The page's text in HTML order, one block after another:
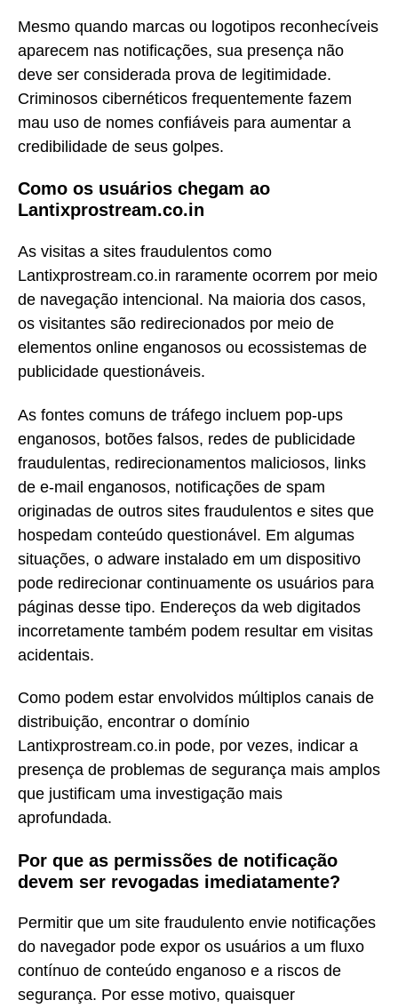
Mesmo quando marcas ou logotipos reconhecíveis
aparecem nas notificações, sua presença não
deve ser considerada prova de legitimidade.
Criminosos cibernéticos frequentemente fazem
mau uso de nomes confiáveis para aumentar a
credibilidade de seus golpes.
Como os usuários chegam ao
Lantixprostream.co.in
As visitas a sites fraudulentos como
Lantixprostream.co.in raramente ocorrem por meio
de navegação intencional. Na maioria dos casos,
os visitantes são redirecionados por meio de
elementos online enganosos ou ecossistemas de
publicidade questionáveis.
As fontes comuns de tráfego incluem pop-ups
enganosos, botões falsos, redes de publicidade
fraudulentas, redirecionamentos maliciosos, links
de e-mail enganosos, notificações de spam
originadas de outros sites fraudulentos e sites que
hospedam conteúdo questionável. Em algumas
situações, o adware instalado em um dispositivo
pode redirecionar continuamente os usuários para
páginas desse tipo. Endereços da web digitados
incorretamente também podem resultar em visitas
acidentais.
Como podem estar envolvidos múltiplos canais de
distribuição, encontrar o domínio
Lantixprostream.co.in pode, por vezes, indicar a
presença de problemas de segurança mais amplos
que justificam uma investigação mais
aprofundada.
Por que as permissões de notificação
devem ser revogadas imediatamente?
Permitir que um site fraudulento envie notificações
do navegador pode expor os usuários a um fluxo
contínuo de conteúdo enganoso e a riscos de
segurança. Por esse motivo, quaisquer